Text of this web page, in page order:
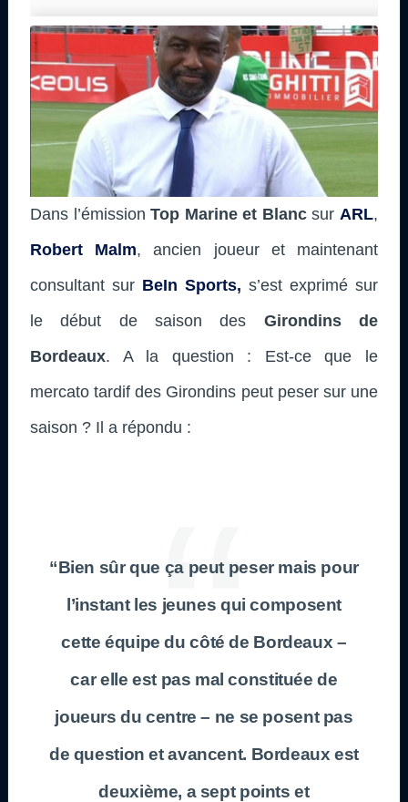
Dans l’émissionTop Marine et Blancsur ARL,
Robert Malm, ancien joueur et maintenant
consultant sur BeIn Sports, s’est exprimé sur
le début de saison des Girondins de
Bordeaux. A la question : Est-ce que le
mercato tardif des Girondins peut peser sur une
saison ? Il a répondu :
“Bien sûr que ça peut peser mais pour
l’instant les jeunes qui composent
cette équipe du côté de Bordeaux –
car elle est pas mal constituée de
joueurs du centre – ne se posent pas
de question et avancent. Bordeaux est
deuxième, a sept points et